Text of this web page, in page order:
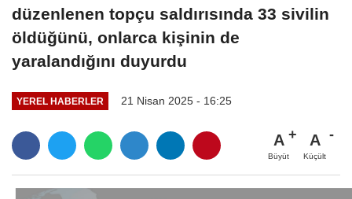
düzenlenen topçu saldırısında 33 sivilin
öldüğünü, onlarca kişinin de
yaralandığını duyurdu
YEREL HABERLER 21 Nisan 2025 - 16:25
A
Büyüt
A
Küçült